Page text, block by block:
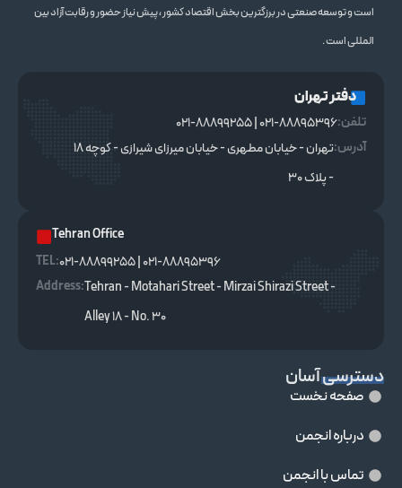
است و توسعه صنعتی در برزگترین بخش اقتصاد کشور ، پیش نیاز حضور و رقابت آزاد بین
المللی است .
دفتر تهران
تلفن:021-88895396 | 021-88899255
آدرس:
تهران - خیابان مطهری - خیابان میرزای شیرازی - کوچه ۱۸
- پلاک ۳۰
Tehran Office
TEL :
021-88895396 | 021-88899255
Address:Tehran - Motahari Street - Mirzai Shirazi Street -
Alley 18 - No. 30
دسترسی آسان
صفحه نخست
درباره انجمن
تماس با انجمن